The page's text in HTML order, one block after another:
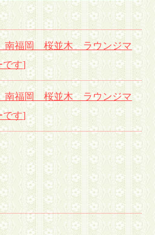
福岡 桜並木 ラウンジマ
です]
福岡 桜並木 ラウンジマ
です]